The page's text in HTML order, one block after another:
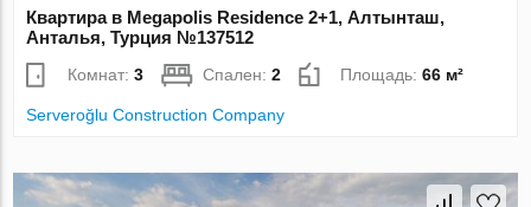
Квартира в Megapolis Residence 2+1, Алтынташ,
Анталья, Турция №137512
Комнат:3 Спален:2 Площадь:66 м²
Serveroğlu Construction Company